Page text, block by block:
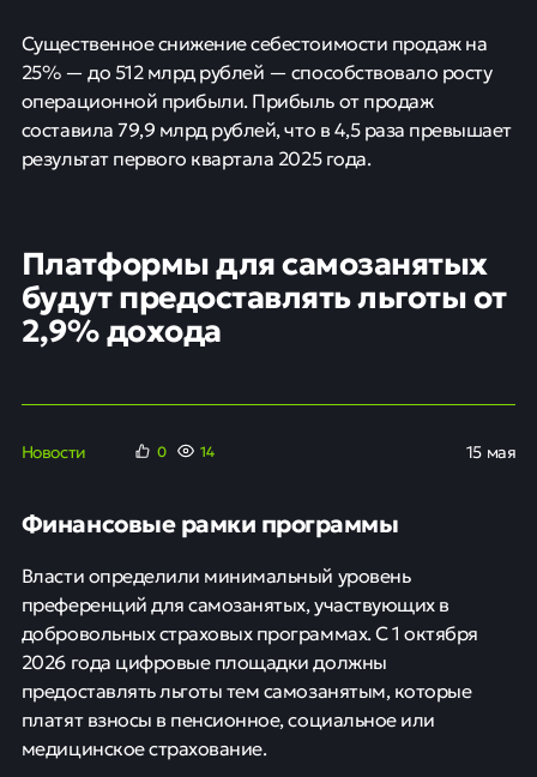
Существенное снижение себестоимости продаж на
25% — до 512 млрд рублей — способствовало росту
операционной прибыли. Прибыль от продаж
составила 79,9 млрд рублей, что в 4,5 раза превышает
результат первого квартала 2025 года.
Платформы для самозанятых
будут предоставлять льготы от
2,9% дохода
Новости 0 15 15 мая
Финансовые рамки программы
Власти определили минимальный уровень
преференций для самозанятых, участвующих в
добровольных страховых программах. С 1 октября
2026 года цифровые площадки должны
предоставлять льготы тем самозанятым, которые
платят взносы в пенсионное, социальное или
медицинское страхование.